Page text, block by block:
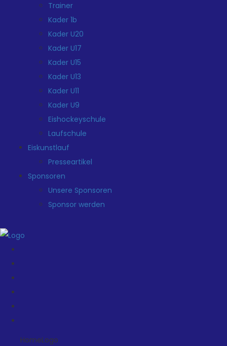
Trainer
Kader 1b
Kader U20
Kader U17
Kader U15
Kader U13
Kader U11
Kader U9
Eishockeyschule
Laufschule
Eiskunstlauf
Presseartikel
Sponsoren
Unsere Sponsoren
Sponsor werden
HomeLogo